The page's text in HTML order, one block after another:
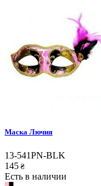
Маска Лючия
13-541PN-BLK
145 ₴
Есть в наличии